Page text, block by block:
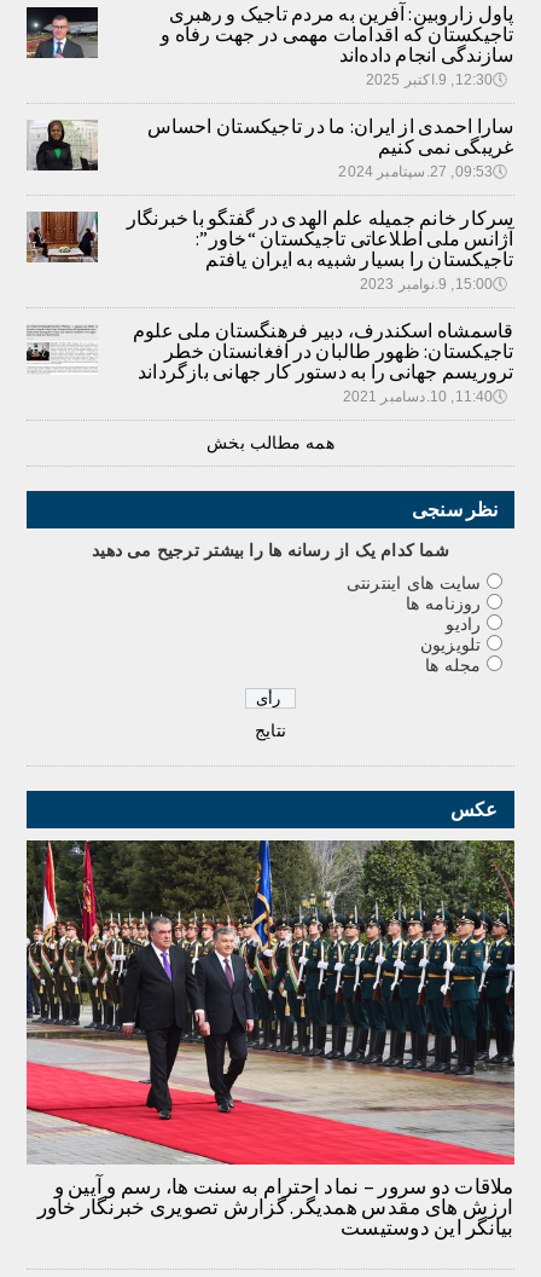
پاول زاروبین: آفرین به مردم تاجیک و رهبری
تاجیکستان که اقدامات مهمی در جهت رفاه و
سازندگی انجام داده‌اند
🕔12:30, 9.اکتبر 2025
سارا احمدی از ایران: ما در تاجیکستان احساس
غریبگی نمی کنیم
🕔09:53, 27.سپتامبر 2024
سرکار خانم جمیله علم الهدی در گفتگو با خبرنگار
آژانس ملی اطلاعاتی تاجیکستان “خاور”:
تاجیکستان را بسیار شبیه به ایران یافتم
🕔15:00, 9.نوامبر 2023
قاسمشاه اسکندرف، دبیر فرهنگستان ملی علوم
تاجیکستان: ظهور طالبان در افغانستان خطر
تروریسم جهانی را به دستور کار جهانی بازگرداند
🕔11:40, 10.دسامبر 2021
همه مطالب بخش
نظر سنجی
شما کدام يک از رسانه ها را بيشتر ترجيح می دهيد
سایت های اینترنتی
روزنامه ها
رادیو
تلویزیون
مجله ها
نتایج
عکس
ملاقات دو سرور – نماد احترام به سنت ها، رسم و آیین و
ارزش های مقدس همدیگر. گزارش تصویری خبرنگار خاور
بیانگر این دوستیست